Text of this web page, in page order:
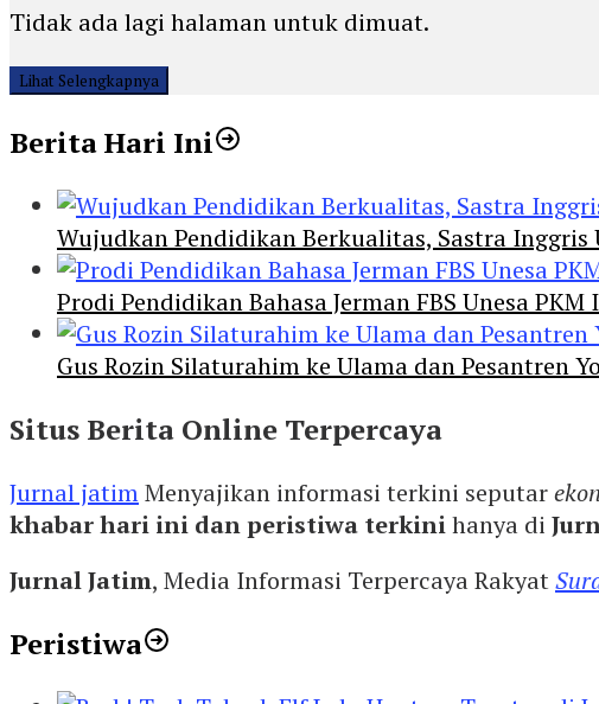
Tidak ada lagi halaman untuk dimuat.
Lihat Selengkapnya
Berita Hari Ini
Wujudkan Pendidikan Berkualitas, Sastra
Prodi Pendidikan Bahasa Jerman FBS Unesa
Gus Rozin Silaturahim ke Ulama dan Pesantren
Situs Berita Online Terpercaya
Jurnal jatimMenyajikan informasi terkini seputar
khabar hari ini dan peristiwa terkinihanya di
Jurnal Jatim, Media Informasi Terpercaya Rakyat
Peristiwa